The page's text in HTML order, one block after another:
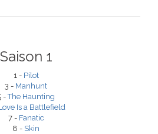
Saison 1
1 - Pilot
3 - Manhunt
-The Haunting
Is a Battlefield
7 - Fanatic
8 - Skin